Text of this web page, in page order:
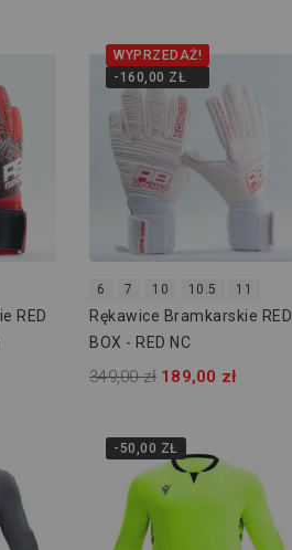
RED
WYPRZEDAŻ!
-160,00 ZŁ
6 7 10 10.5 11
Rękawice Bramkarskie RED
BOX - RED NC
349,00 zł 189,00 zł
-50,00 ZŁ